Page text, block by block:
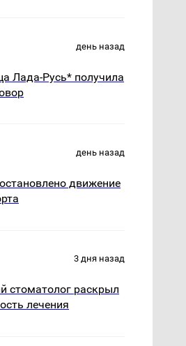
день назад
Лада-Русь* получила
день назад
движение
3 дня назад
стоматолог раскрыл
лечения